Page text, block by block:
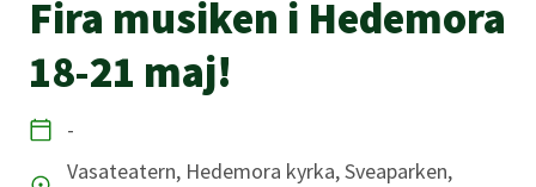
Fira musiken i Hedemora
18-21 maj!
-
Vasateatern, Hedemora kyrka, Sveaparken,